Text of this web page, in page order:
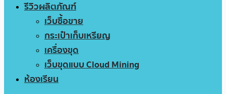
รีวิวผลิตภัณฑ์
เว็บซื้อขาย
กระเป๋าเก็บเหรียญ
เครื่องขุด
เว็บขุดแบบ Cloud Mining
ห้องเรียน